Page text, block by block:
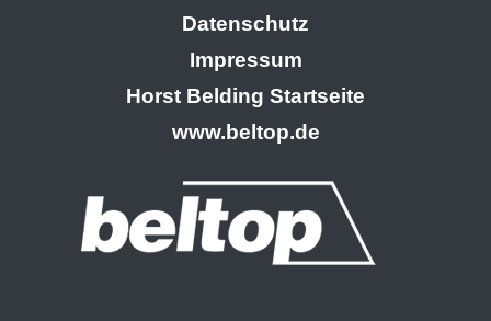
Datenschutz
Impressum
Horst Belding Startseite
www.beltop.de